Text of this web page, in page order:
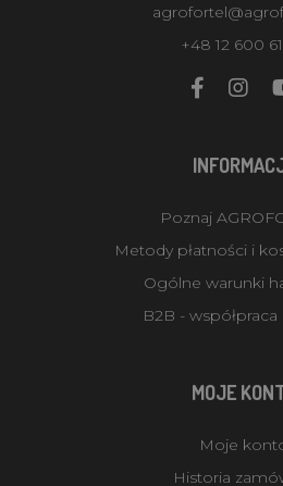
+48 12 600
Poznaj
Metody płatności i
Ogólne warunki
B2B -
MOJE
Moje
Historia